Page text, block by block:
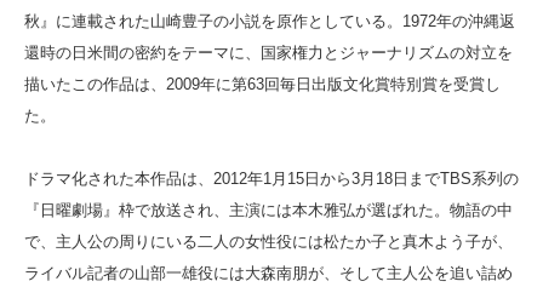
秋』に連載された山崎豊子の小説を原作としている。1972年の沖縄返
還時の日米間の密約をテーマに、国家権力とジャーナリズムの対立を
描いたこの作品は、2009年に第63回毎日出版文化賞特別賞を受賞し
た。
ドラマ化された本作品は、2012年1月15日から3月18日までTBS系列の
『日曜劇場』枠で放送され、主演には本木雅弘が選ばれた。物語の中
で、主人公の周りにいる二人の女性役には松たか子と真木よう子が、
ライバル記者の山部一雄役には大森南朋が、そして主人公を追い詰め